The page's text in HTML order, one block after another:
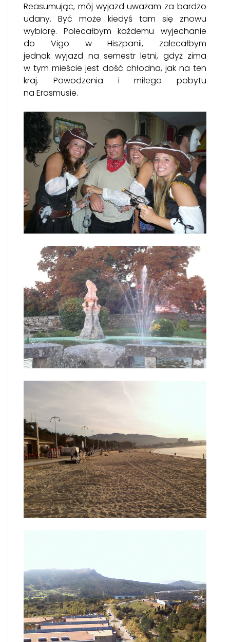
Reasumując, mój wyjazd uważam za bardzo
udany. Być może kiedyś tam się znowu
wybiorę. Polecałbym każdemu wyjechanie
do Vigo w Hiszpanii, zalecałbym
jednak wyjazd na semestr letni, gdyż zima
w tym mieście jest dość chłodna, jak na ten
kraj. Powodzenia i miłego pobytu
na Erasmusie.